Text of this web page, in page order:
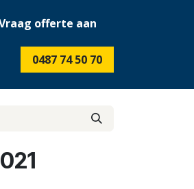
offerte aan
0487 74 50 70